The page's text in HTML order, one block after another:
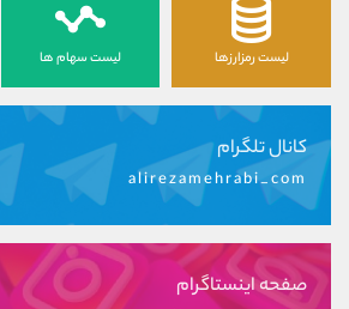
لیست رمزارزها لیست سهام ها
کانال تلگرام
alirezamehrabi_com
صفحه اینستاگرام